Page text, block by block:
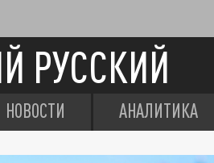
РУССКИЙ
НОВОСТИ АНАЛИТИКА